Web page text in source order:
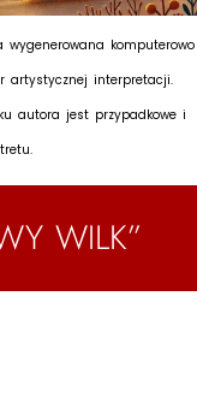
komputerowo
artystycznej interpretacji.
autora jest przypadkowe i
WILK”